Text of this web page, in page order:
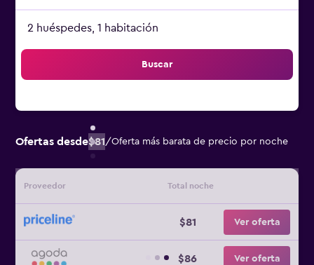
2 huéspedes, 1 habitación
Buscar
Ofertas desde$81/Oferta más barata de precio por noche
Proveedor Total noche
$81 Ver oferta
$86 Ver oferta